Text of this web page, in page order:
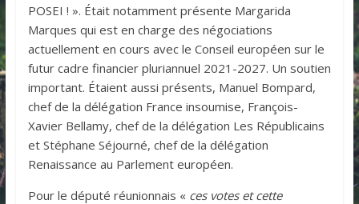
POSEI ! ». Était notamment présente Margarida
Marques qui est en charge des négociations
actuellement en cours avec le Conseil européen sur le
futur cadre financier pluriannuel 2021-2027. Un soutien
important. Étaient aussi présents, Manuel Bompard,
chef de la délégation France insoumise, François-
Xavier Bellamy, chef de la délégation Les Républicains
et Stéphane Séjourné, chef de la délégation
Renaissance au Parlement européen.
Pour le député réunionnais « ces votes et cette